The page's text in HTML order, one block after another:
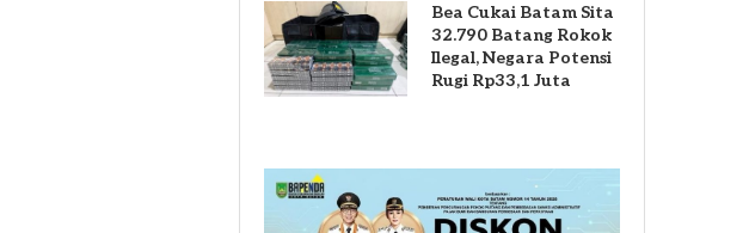
Bea Cukai Batam Sita
32.790 Batang Rokok
Ilegal, Negara Potensi
Rugi Rp33,1 Juta